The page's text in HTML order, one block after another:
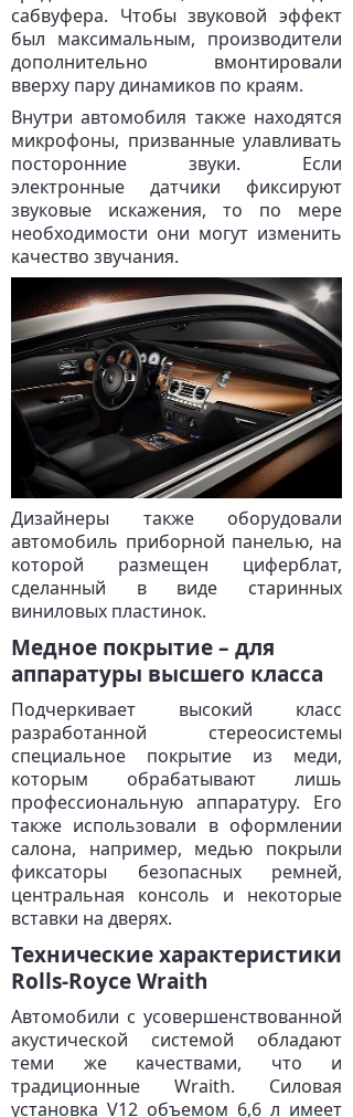
сабвуфера. Чтобы звуковой эффект
был максимальным, производители
дополнительно вмонтировали
вверху пару динамиков по краям.
Внутри автомобиля также находятся
микрофоны, призванные улавливать
посторонние звуки. Если
электронные датчики фиксируют
звуковые искажения, то по мере
необходимости они могут изменить
качество звучания.
Дизайнеры также оборудовали
автомобиль приборной панелью, на
которой размещен циферблат,
сделанный в виде старинных
виниловых пластинок.
Медное покрытие – для
аппаратуры высшего класса
Подчеркивает высокий класс
разработанной стереосистемы
специальное покрытие из меди,
которым обрабатывают лишь
профессиональную аппаратуру. Его
также использовали в оформлении
салона, например, медью покрыли
фиксаторы безопасных ремней,
центральная консоль и некоторые
вставки на дверях.
Технические характеристики
Rolls-Royce Wraith
Автомобили с усовершенствованной
акустической системой обладают
теми же качествами, что и
традиционные Wraith. Силовая
установка V12 объемом 6,6 л имеет